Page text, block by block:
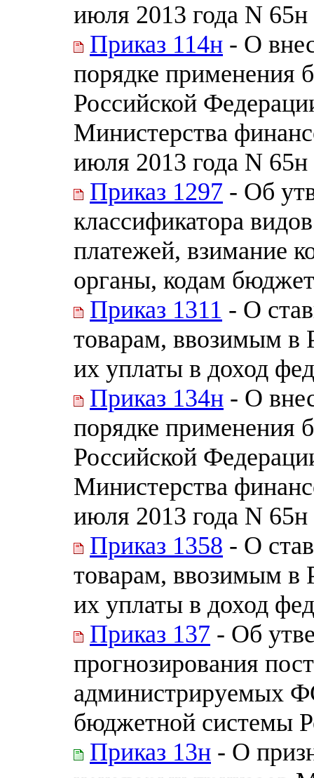
июля 2013 года N 65н
Приказ 114н - О
порядке применения
Российской
Министерства
июля 2013 года N 65н
Приказ 1297 - Об
классификатора
платежей, взимание
органы, кодам
Приказ 1311 - О
товарам, ввозимым в
их уплаты в доход
Приказ 134н - О
порядке применения
Российской
Министерства
июля 2013 года N 65н
Приказ 1358 - О
товарам, ввозимым в
их уплаты в доход
Приказ 137 - Об
прогнозирования
администрируемых
бюджетной системы
Приказ 13н - О